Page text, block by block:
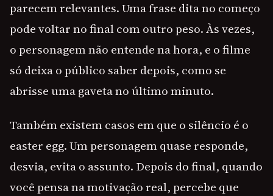
parecem relevantes. Uma frase dita no começo
pode voltar no final com outro peso. Às vezes,
o personagem não entende na hora, e o filme
só deixa o público saber depois, como se
abrisse uma gaveta no último minuto.
Também existem casos em que o silêncio é o
easter egg. Um personagem quase responde,
desvia, evita o assunto. Depois do final, quando
você pensa na motivação real, percebe que